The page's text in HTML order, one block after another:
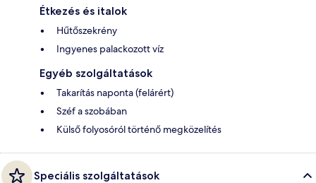
Étkezés és italok
Hűtőszekrény
Ingyenes palackozott víz
Egyéb szolgáltatások
Takarítás naponta (felárért)
Széf a szobában
Külső folyosóról történő megközelítés
Speciális szolgáltatások